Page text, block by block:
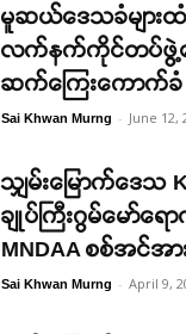
မူဆယ်ဒေသခံများထံ
လက်နက်ကိုင်တပ်ဖွဲ့ပ
ဆက်ကြေးကောက်ခံ
Sai Khwan Murng - June 12,
သျှမ်းမြောက်ဒေသ
ချုပ်ကြီးဂွမ်မော်ရေ
MNDAA စစ်အင်အာ
Sai Khwan Murng - April 9,